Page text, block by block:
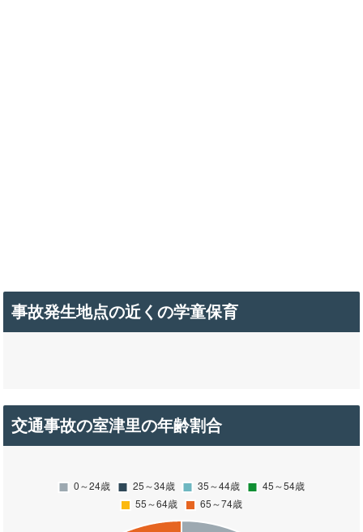
事故発生地点の近くの学童保育
交通事故の室津里の年齢割合